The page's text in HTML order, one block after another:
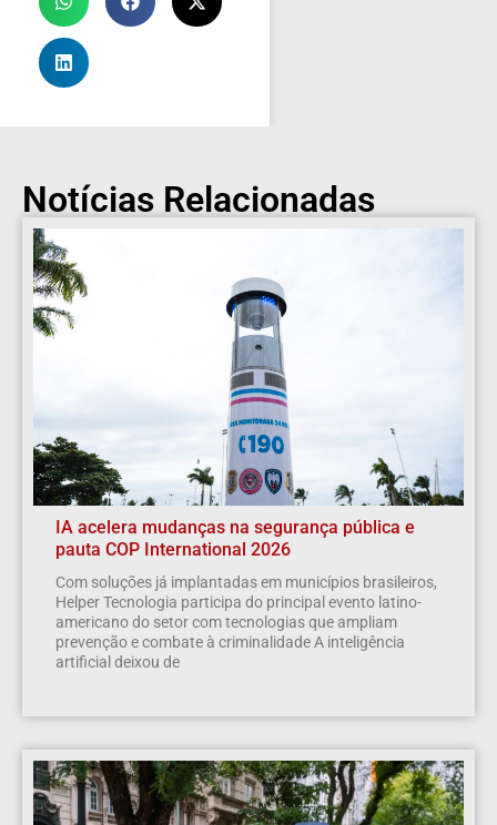
Notícias Relacionadas
IA acelera mudanças na segurança pública e
pauta COP International 2026
Com soluções já implantadas em municípios brasileiros,
Helper Tecnologia participa do principal evento latino-
americano do setor com tecnologias que ampliam
prevenção e combate à criminalidade A inteligência
artificial deixou de